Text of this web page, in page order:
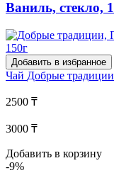
Ваниль, стекло,
Добавить в избранное
Чай Добрые традиции
2500 ₸
3000 ₸
Добавить в корзину
-9%